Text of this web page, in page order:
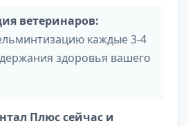
ветеринаров:
каждые 3-4
здоровья вашего
Плюс сейчас и